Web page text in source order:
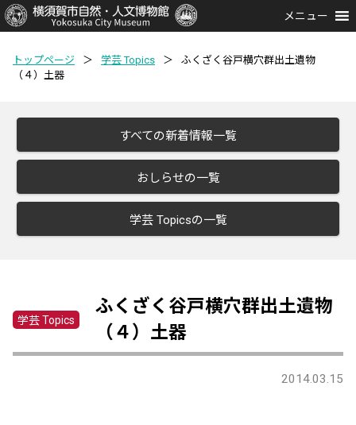
メニュー
トップページ ＞ 学芸 Topics ＞
ふくざく谷戸横穴群出土遺物
（４）土器
すべての新着情報一覧
おしらせの一覧
学芸 Topicsの一覧
学芸 Topics
ふくざく谷戸横穴群出土遺物
（４）土器
2014.03.15